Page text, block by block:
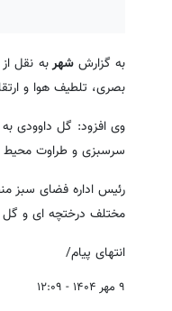
به گزارششهر
بصری، تلطیف هوا و ارتقاء سطح
وی افزود: گل داوودی
سرسبزی و طراوت
رئیس اداره فضای سبز
مختلف درختچه ای و
انتهای پیام/
۹ مهر ۱۴۰۴ - ۱۲:۰۹